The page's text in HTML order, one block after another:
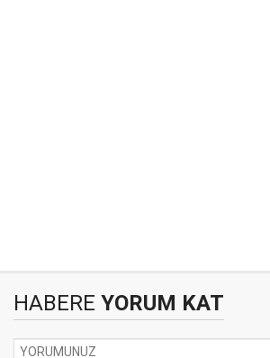
HABERE YORUM KAT